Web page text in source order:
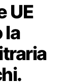
UE
la